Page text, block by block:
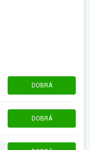
DOBRÁ
DOBRÁ